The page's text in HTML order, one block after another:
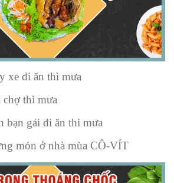
xe đi ăn thì mưa
thì mưa
bạn gái đi ăn thì mưa
món ở nhà mùa CÔ-VÍT